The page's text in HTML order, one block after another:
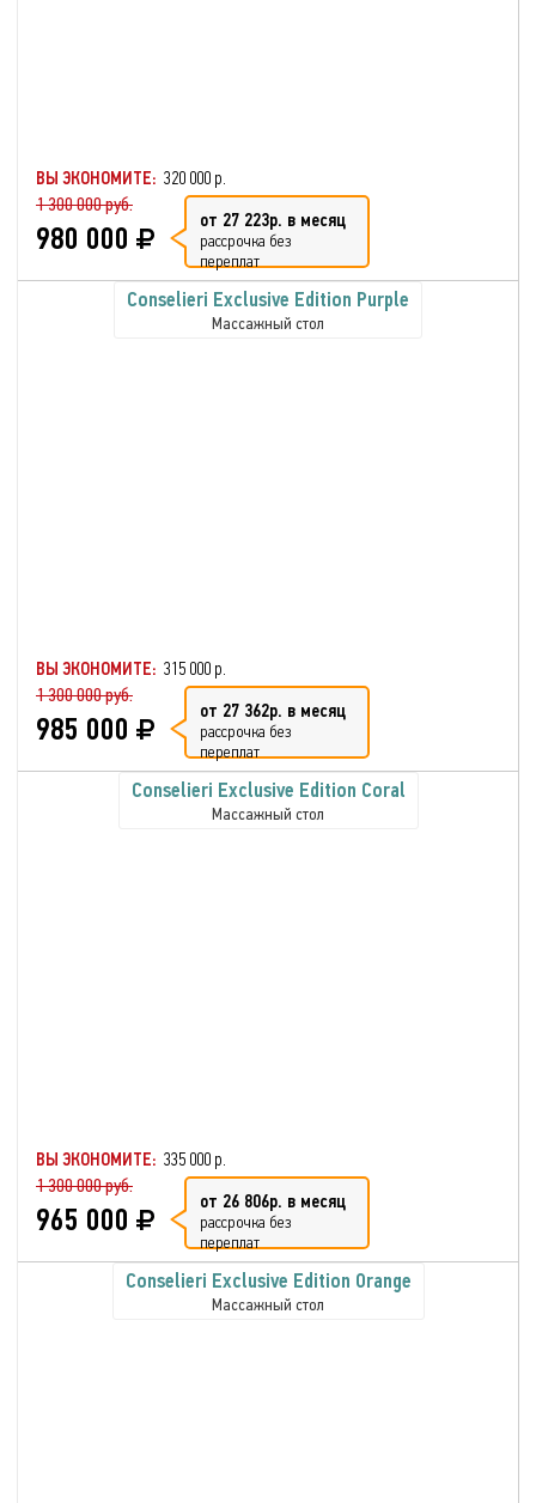
ВЫ ЭКОНОМИТЕ: 320 000 р.
1 300 000 руб.
980 000 от 27 223р. в месяц
рассрочка без
переплат
Conselieri Exclusive Edition Purple
Массажный стол
ВЫ ЭКОНОМИТЕ: 315 000 р.
1 300 000 руб.
985 000 от 27 362р. в месяц
рассрочка без
переплат
Conselieri Exclusive Edition Coral
Массажный стол
ВЫ ЭКОНОМИТЕ: 335 000 р.
1 300 000 руб.
965 000 от 26 806р. в месяц
рассрочка без
переплат
Conselieri Exclusive Edition Orange
Массажный стол